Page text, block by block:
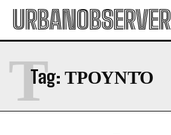
URBANOBSERVER
Tag: ΤΡΟΥΝΤΌ
Τ